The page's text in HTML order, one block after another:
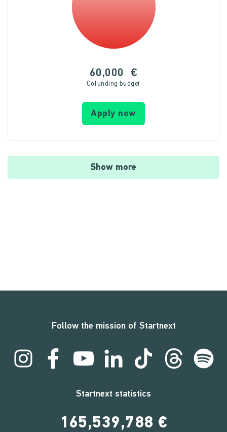
60,000 €
Cofunding budget
Apply now
Show more
Follow the mission of Startnext
Startnext statistics
165,539,788 €